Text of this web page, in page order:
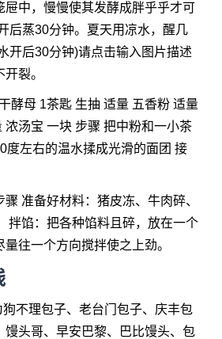
屉中，慢慢使其发酵成胖乎乎才可
后蒸30分钟。夏天用凉水，醒几
开后30分钟)请点击输入图片描述
裂。
酵母 1茶匙 生抽 适量 五香粉 适量
浓汤宝 一块 步骤 把中粉和一小茶
度左右的温水揉成光滑的面团 接
准备好材料：猪皮冻、牛肉碎、
拌馅：把各种馅料且碎，放在一个
往一个方向搅拌使之上劲。
不理包子、老台门包子、庆丰包
馒头哥、早安巴黎、巴比馒头、包